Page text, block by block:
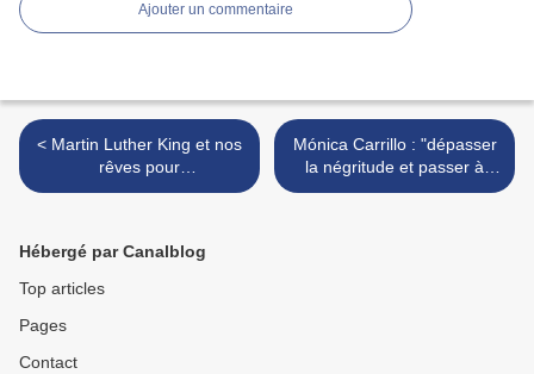
Ajouter un commentaire
< Martin Luther King et nos
rêves pour
l'Afrodescendance
Mónica Carrillo : "dépasser
la négritude et passer à
l’Afrodescendance " >
Hébergé par Canalblog
Top articles
Pages
Contact